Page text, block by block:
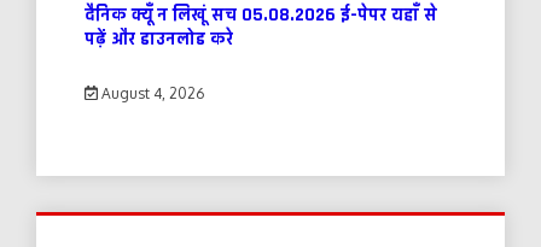
दैनिक क्यूँ न लिखूं सच 05.08.2026 ई-पेपर यहाँ से
पढ़ें और डाउनलोड करे
August 4, 2026